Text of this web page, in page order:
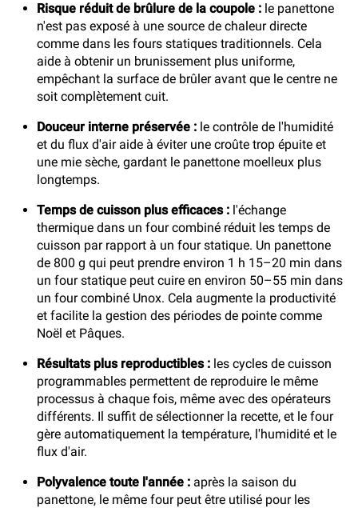
Risque réduit de brûlure de la coupole : le panettone
n'est pas exposé à une source de chaleur directe
comme dans les fours statiques traditionnels. Cela
aide à obtenir un brunissement plus uniforme,
empêchant la surface de brûler avant que le centre ne
soit complètement cuit.
Douceur interne préservée : le contrôle de l'humidité
et du flux d'air aide à éviter une croûte trop épuite et
une mie sèche, gardant le panettone moelleux plus
longtemps.
Temps de cuisson plus efficaces : l'échange
thermique dans un four combiné réduit les temps de
cuisson par rapport à un four statique. Un panettone
de 800 g qui peut prendre environ 1 h 15–20 min dans
un four statique peut cuire en environ 50–55 min dans
un four combiné Unox. Cela augmente la productivité
et facilite la gestion des périodes de pointe comme
Noël et Pâques.
Résultats plus reproductibles : les cycles de cuisson
programmables permettent de reproduire le même
processus à chaque fois, même avec des opérateurs
différents. Il suffit de sélectionner la recette, et le four
gère automatiquement la température, l'humidité et le
flux d'air.
Polyvalence toute l'année : après la saison du
panettone, le même four peut être utilisé pour les